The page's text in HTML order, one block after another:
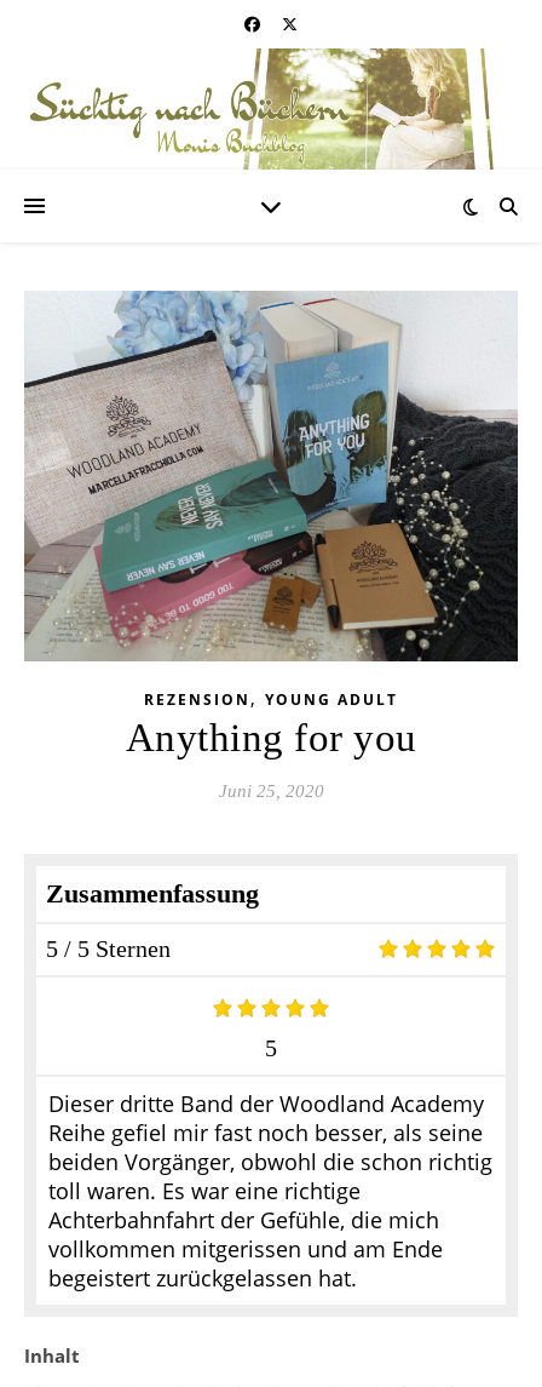
REZENSION , YOUNG ADULT
Anything for you
Juni 25, 2020
Zusammenfassung
5 / 5 Sternen
5
Dieser dritte Band der Woodland Academy
Reihe gefiel mir fast noch besser, als seine
beiden Vorgänger, obwohl die schon richtig
toll waren. Es war eine richtige
Achterbahnfahrt der Gefühle, die mich
vollkommen mitgerissen und am Ende
begeistert zurückgelassen hat.
Inhalt